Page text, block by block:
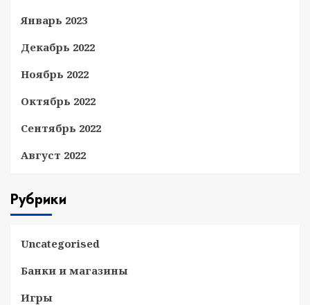
Январь 2023
Декабрь 2022
Ноябрь 2022
Октябрь 2022
Сентябрь 2022
Август 2022
Рубрики
Uncategorised
Банки и магазины
Игры